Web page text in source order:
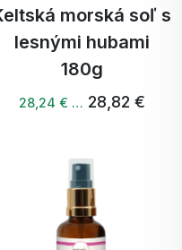
morská soľ s
lesnými hubami
180g
28,24 € … 28,82 €